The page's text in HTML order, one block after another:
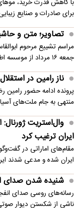
با کاهش قدرت خرید،
برای صادرات و صنایع
تصاویر؛ متن و
مراسم تشییع مرحوم
جمعه ۱۶ مرداد از موسسه اطلاعات برگزار شد.
ناز رامین در
پرونده ادامه حضور رامین
منتهی به جام ملت‌های
وال‌استریت ژورنال:
ایران ترغیب کرد
مقام‌های اماراتی در
ایران شده و مدعی شدند
شنیده شدن صدای
رسانه‌های روسی صدای
ناشی از شکستن دیوار